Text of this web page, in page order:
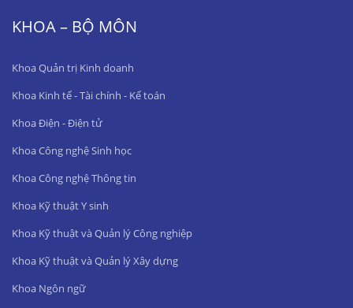
KHOA – BỘ MÔN
Khoa Quản trị Kinh doanh
Khoa Kinh tế - Tài chính - Kế toán
Khoa Điện - Điện tử
Khoa Công nghệ Sinh học
Khoa Công nghệ Thông tin
Khoa Kỹ thuật Y sinh
Khoa Kỹ thuật và Quản lý Công nghiệp
Khoa Kỹ thuật và Quản lý Xây dựng
Khoa Ngôn ngữ